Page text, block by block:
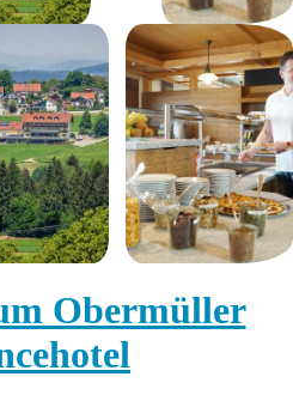
Obermüller